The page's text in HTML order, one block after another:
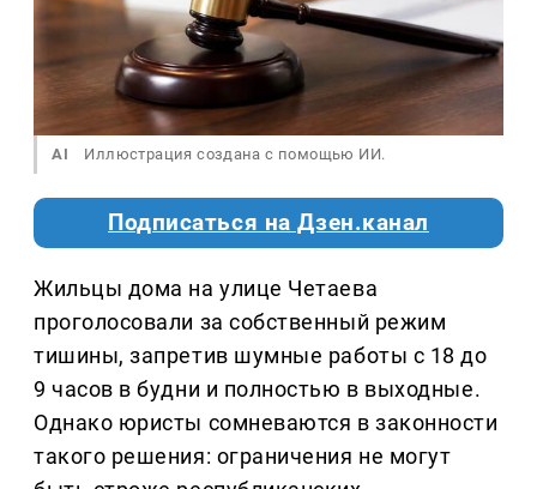
AI Иллюстрация создана с помощью ИИ.
Подписаться на Дзен.канал
Жильцы дома на улице Четаева
проголосовали за собственный режим
тишины, запретив шумные работы с 18 до
9 часов в будни и полностью в выходные.
Однако юристы сомневаются в законности
такого решения: ограничения не могут